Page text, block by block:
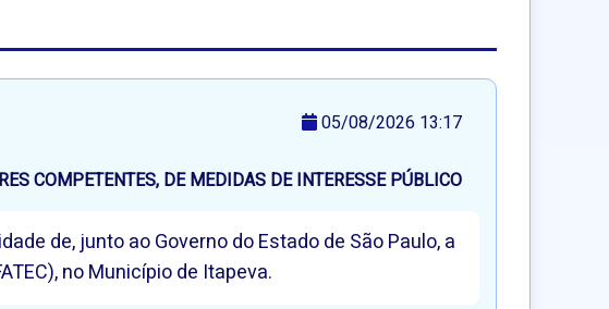
05/08/2026 13:17
COMPETENTES, DE MEDIDAS DE INTERESSE PÚBLICO
de, junto ao Governo do Estado de São Paulo, a
no Município de Itapeva.